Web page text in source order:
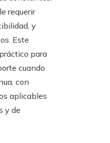
requerir
y
Este
para
cuando
con
aplicables
y de